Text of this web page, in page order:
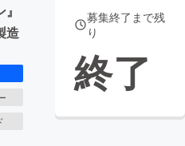
造
募集終了まで残
り
終了